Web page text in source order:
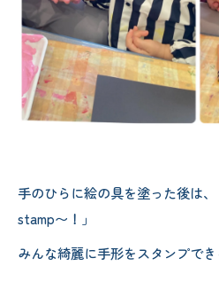
手のひらに絵の具を塗った後は
stamp〜！」
みんな綺麗に手形をスタンプでき